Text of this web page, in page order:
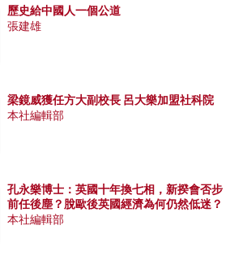
歷史給中國人一個公道
張建雄
梁鏡威獲任方大副校長 呂大樂加盟社科院
本社編輯部
孔永樂博士：英國十年換七相，新揆會否步
前任後塵？脫歐後英國經濟為何仍然低迷？
本社編輯部